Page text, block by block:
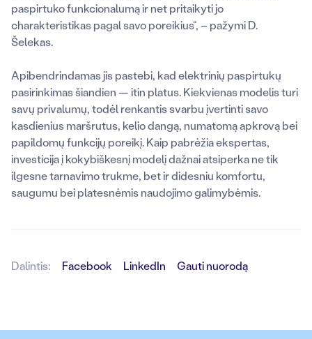
paspirtuko funkcionalumą ir net pritaikyti jo
charakteristikas pagal savo poreikius“, – pažymi D.
Šelekas.
Apibendrindamas jis pastebi, kad elektrinių paspirtukų
pasirinkimas šiandien — itin platus. Kiekvienas modelis turi
savų privalumų, todėl renkantis svarbu įvertinti savo
kasdienius maršrutus, kelio dangą, numatomą apkrovą bei
papildomų funkcijų poreikį. Kaip pabrėžia ekspertas,
investicija į kokybiškesnį modelį dažnai atsiperka ne tik
ilgesne tarnavimo trukme, bet ir didesniu komfortu,
saugumu bei platesnėmis naudojimo galimybėmis.
Dalintis: Facebook LinkedIn Gauti nuorodą